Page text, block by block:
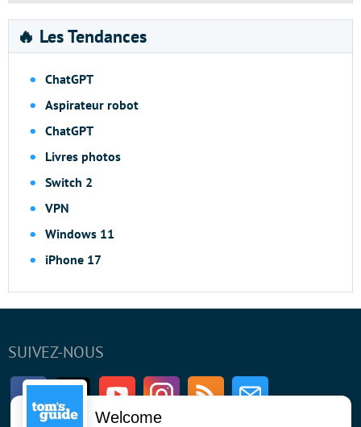
🔥 Les Tendances
ChatGPT
Aspirateur robot
ChatGPT
Livres photos
Switch 2
VPN
Windows 11
iPhone 17
SUIVEZ-NOUS
FacebookTwitter Youtube InstagramRSS Newsletter
Welcome